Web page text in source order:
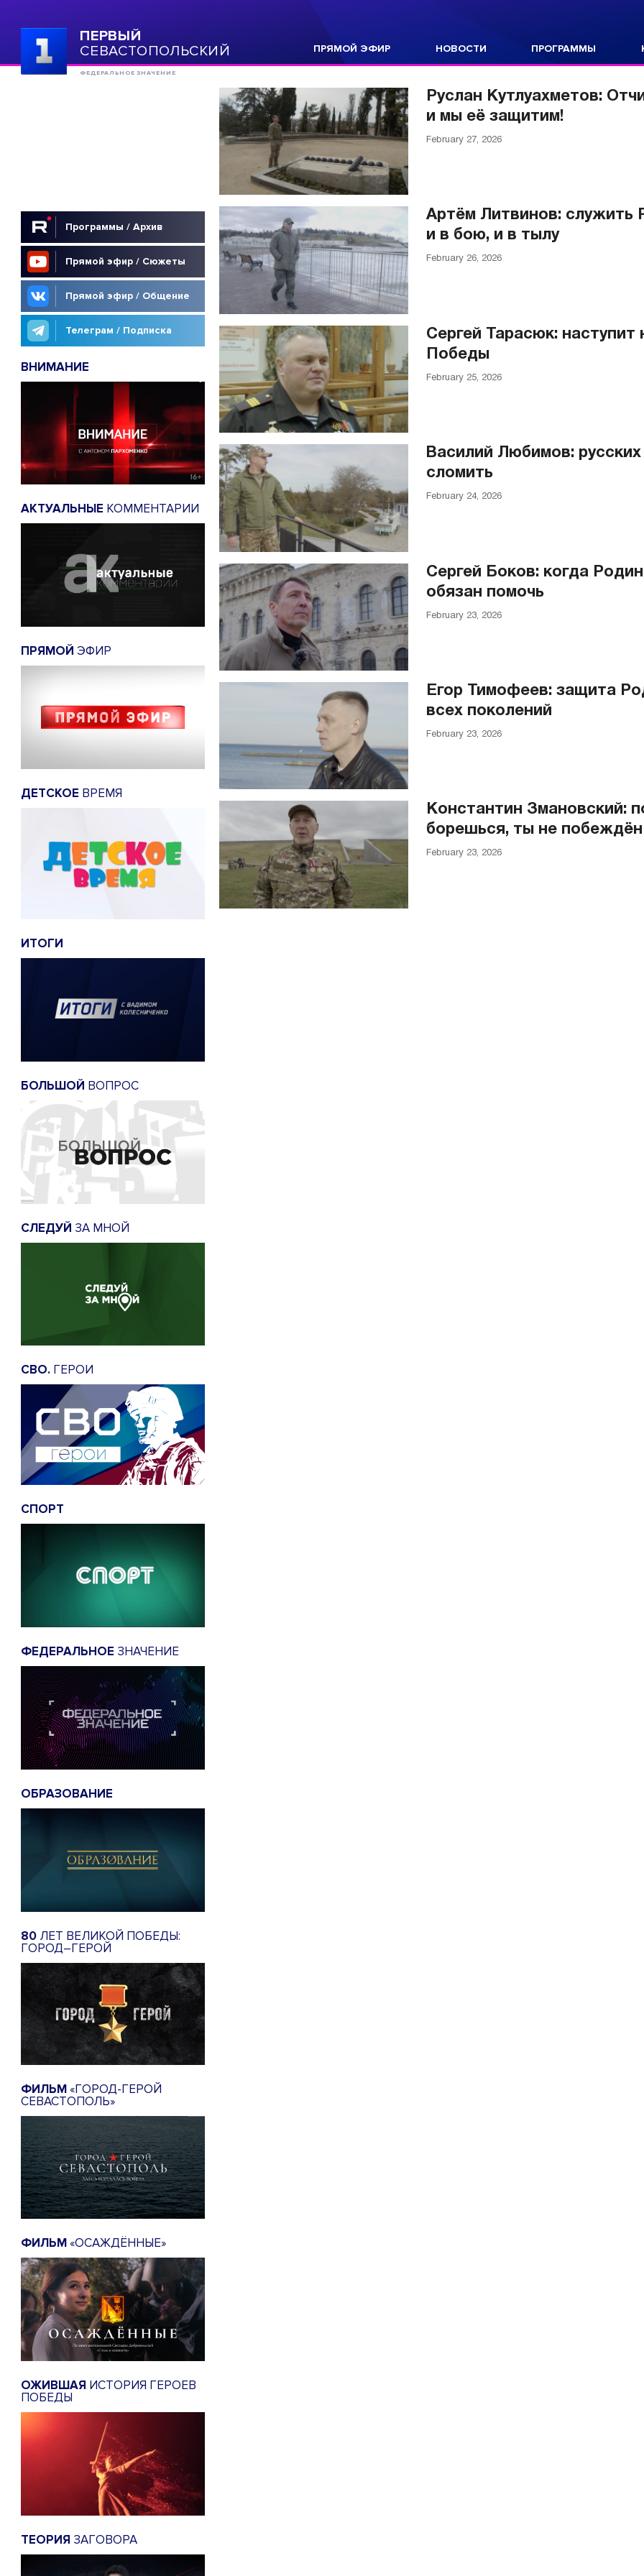
ПЕРВЫЙ
СЕВАСТОПОЛЬСКИЙ
ФЕДЕРАЛЬНОЕ ЗНАЧЕНИЕ
ПРЯМОЙ ЭФИР НОВОСТИ ПРОГРАММЫ
Программы / Архив
Прямой эфир / Сюжеты
Прямой эфир / Общение
Телеграм / Подписка
ВНИМАНИЕ
АКТУАЛЬНЫЕ КОММЕНТАРИИ
ПРЯМОЙ ЭФИР
ДЕТСКОЕ ВРЕМЯ
ИТОГИ
БОЛЬШОЙ ВОПРОС
СЛЕДУЙ ЗА МНОЙ
СВО. ГЕРОИ
СПОРТ
ФЕДЕРАЛЬНОЕ ЗНАЧЕНИЕ
ОБРАЗОВАНИЕ
80 ЛЕТ ВЕЛИКОЙ ПОБЕДЫ:
ГОРОД–ГЕРОЙ
ФИЛЬМ«ГОРОД-ГЕРОЙ
СЕВАСТОПОЛЬ»
ФИЛЬМ«ОСАЖДЁННЫЕ»
ОЖИВШАЯ ИСТОРИЯ ГЕРОЕВ
ПОБЕДЫ
ТЕОРИЯ ЗАГОВОРА
Руслан Кутлуахметов:
и мы её защитим!
February 27, 2026
Артём Литвинов: служить
и в бою, и в тылу
February 26, 2026
Сергей Тарасюк: наступит
Победы
February 25, 2026
Василий Любимов:
сломить
February 24, 2026
Сергей Боков: когда
обязан помочь
February 23, 2026
Егор Тимофеев: защита
всех поколений
February 23, 2026
Константин Змановский:
борешься, ты не побеждён
February 23, 2026